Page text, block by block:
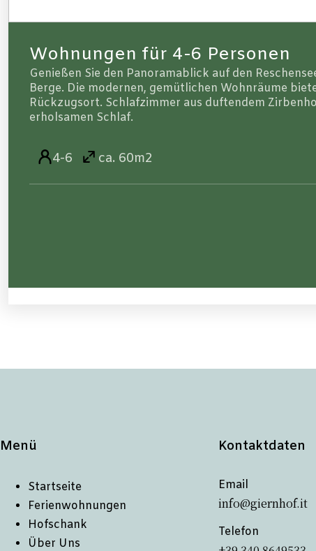
Wohnungen für 4-6 Personen
Genießen Sie den Panoramablick auf den
Berge. Die modernen, gemütlichen Wohnräume
Rückzugsort. Schlafzimmer aus duftendem
erholsamen Schlaf.
4-6 ca. 60m2
Menü
Startseite
Ferienwohnungen
Hofschank
Über Uns
Kontaktdaten
Email
info@giernhof.it
Telefon